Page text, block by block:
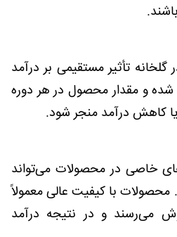
تأثیر مستقیمی بر درآمد
و مقدار محصول در هر دوره
یا کاهش درآمد منجر شود.
خاصی در محصولات می‌تواند
محصولات با کیفیت عالی معمولاً
می‌رسند و در نتیجه درآمد